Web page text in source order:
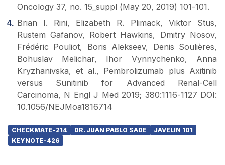
Oncology 37, no. 15_suppl (May 20, 2019) 101-101.
Brian I. Rini, Elizabeth R. Plimack, Viktor Stus,
Rustem Gafanov, Robert Hawkins, Dmitry Nosov,
Frédéric Pouliot, Boris Alekseev, Denis Soulières,
Bohuslav Melichar, Ihor Vynnychenko, Anna
Kryzhanivska, et al., Pembrolizumab plus Axitinib
versus Sunitinib for Advanced Renal-Cell
Carcinoma, N Engl J Med 2019; 380:1116-1127 DOI:
10.1056/NEJMoa1816714
CHECKMATE-214 DR. JUAN PABLO SADE
JAVELIN 101
KEYNOTE-426